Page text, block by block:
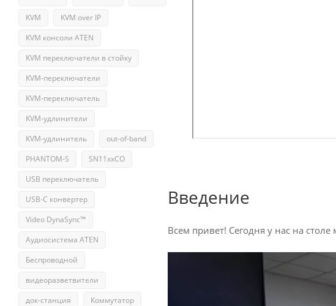
Введение
Всем привет! Сегодня у нас на
KVM
KVM over IP
KVM консоли ATEN
KVM переключатели в стойку
KVM-переключатели
KVM-переключатель
KVM-удлинители
KVM-удлинитель
out-of-band
PHANTOM-S
SN11xxCO
USB переключатель
USB-С конвертер
Video DynaSync™
Аудиосистема ATEN
Беспроводной
видеоразветвители
док-станция
Коммутатор